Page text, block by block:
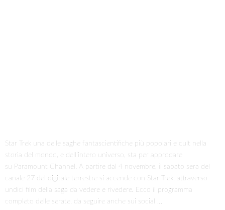
Star Trek una delle saghe fantascientifiche più popolari e cult nella
storia del mondo, e dell’intero universo, sta per approdare
su Paramount Channel. A partire dal 4 novembre, il sabato sera del
canale 27 del digitale terrestre si accende con Star Trek, attraverso
undici film della saga da vedere e rivedere. Ecco il programma
completo delle serate, da seguire anche sui social …